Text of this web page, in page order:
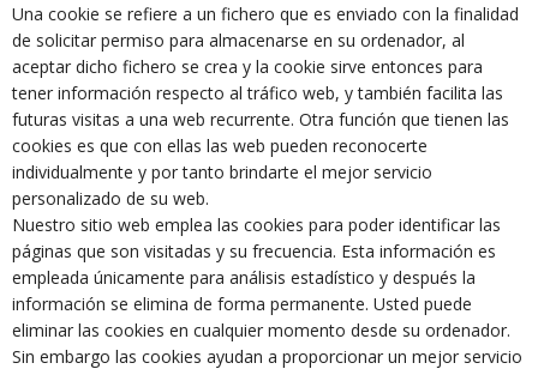
Una cookie se refiere a un fichero que es enviado con la finalidad
de solicitar permiso para almacenarse en su ordenador, al
aceptar dicho fichero se crea y la cookie sirve entonces para
tener información respecto al tráfico web, y también facilita las
futuras visitas a una web recurrente. Otra función que tienen las
cookies es que con ellas las web pueden reconocerte
individualmente y por tanto brindarte el mejor servicio
personalizado de su web.
Nuestro sitio web emplea las cookies para poder identificar las
páginas que son visitadas y su frecuencia. Esta información es
empleada únicamente para análisis estadístico y después la
información se elimina de forma permanente. Usted puede
eliminar las cookies en cualquier momento desde su ordenador.
Sin embargo las cookies ayudan a proporcionar un mejor servicio